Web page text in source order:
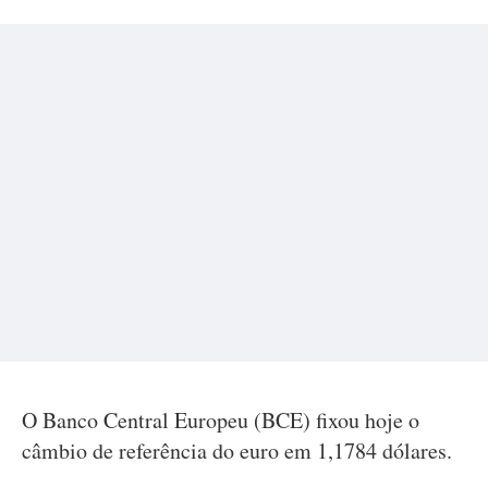
O Banco Central Europeu (BCE) fixou hoje o
câmbio de referência do euro em 1,1784 dólares.